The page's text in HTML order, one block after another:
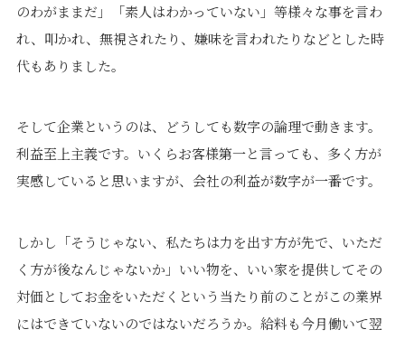
のわがままだ」「素人はわかっていない」等様々な事を言わ
れ、叩かれ、無視されたり、嫌味を言われたりなどとした時
代もありました。
そして企業というのは、どうしても数字の論理で動きます。
利益至上主義です。いくらお客様第一と言っても、多く方が
実感していると思いますが、会社の利益が数字が一番です。
しかし「そうじゃない、私たちは力を出す方が先で、いただ
く方が後なんじゃないか」いい物を、いい家を提供してその
対価としてお金をいただくという当たり前のことがこの業界
にはできていないのではないだろうか。給料も今月働いて翌